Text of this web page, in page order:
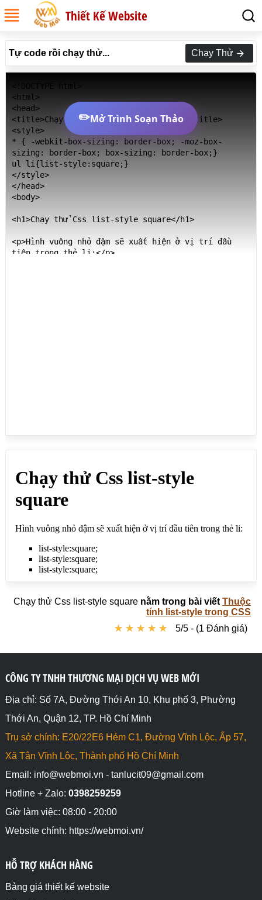
Thiết Kế Website
Tự code rồi chạy thử... Chạy Thử
<html>
<head>
<title>Chạy thử Css list-style square</title>
<style>
* { -webkit-box-sizing: border-box; -moz-box-
sizing: border-box; box-sizing: border-box;}
ul li{list-style:square;}
</style>
</head>
<body>
<h1>Chạy thử Css list-style square</h1>
<p>Hình vuông nhỏ đậm sẽ xuất hiện ở vị trí đầu
tiên trong thẻ li:</p>
✏️Mở Trình Soạn Thảo
Chạy thử Css list-style square nằm trong bài viết Thuộc
tính list-style trong CSS
★ ★ ★ ★ ★
★ ★ ★ ★ ★ 5/5 - (1 Đánh giá)
CÔNG TY TNHH THƯƠNG MẠI DỊCH VỤ WEB MỚI
Địa chỉ: Số 7A, Đường Thới An 10, Khu phố 3, Phường
Thới An, Quận 12, TP. Hồ Chí Minh
Trụ sở chính: E20/22E6 Hẻm C1, Đường Vĩnh Lộc, Ấp 57,
Xã Tân Vĩnh Lộc, Thành phố Hồ Chí Minh
Email: info@webmoi.vn - tanlucit09@gmail.com
Hotline + Zalo: 0398259259
Giờ làm việc: 08:00 - 20:00
Website chính: https://webmoi.vn/
HỖ TRỢ KHÁCH HÀNG
Bảng giá thiết kế website